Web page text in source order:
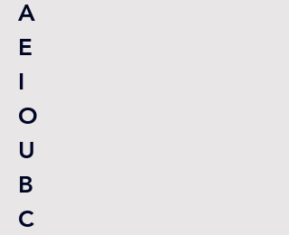
A
E
I
O
U
B
C